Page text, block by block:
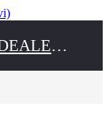
DEALER NAME